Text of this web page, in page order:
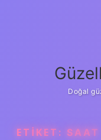
Doğal
ETIKET: SAAT